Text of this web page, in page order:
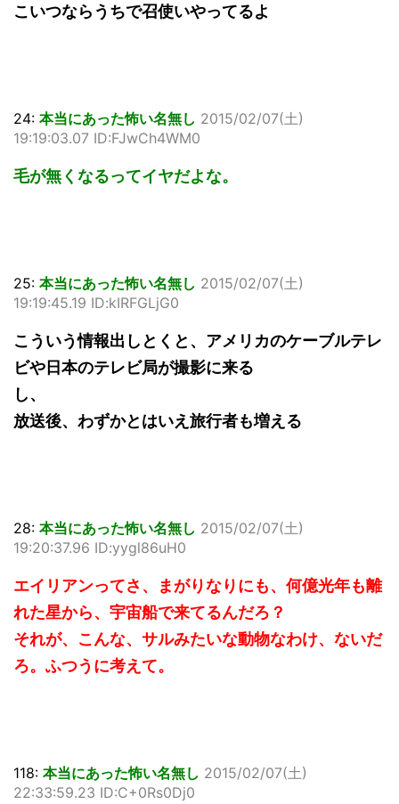
こいつならうちで召使いやってるよ
24: 本当にあった怖い名無し 2015/02/07(土)
19:19:03.07 ID:FJwCh4WM0
毛が無くなるってイヤだよな。
25: 本当にあった怖い名無し 2015/02/07(土)
19:19:45.19 ID:kIRFGLjG0
こういう情報出しとくと、アメリカのケーブルテレ
ビや日本のテレビ局が撮影に来る
し、
放送後、わずかとはいえ旅行者も増える
28: 本当にあった怖い名無し 2015/02/07(土)
19:20:37.96 ID:yygl86uH0
エイリアンってさ、まがりなりにも、何億光年も離
れた星から、宇宙船で来てるんだろ？
それが、こんな、サルみたいな動物なわけ、ないだ
ろ。ふつうに考えて。
118: 本当にあった怖い名無し 2015/02/07(土)
22:33:59.23 ID:C+0Rs0Dj0